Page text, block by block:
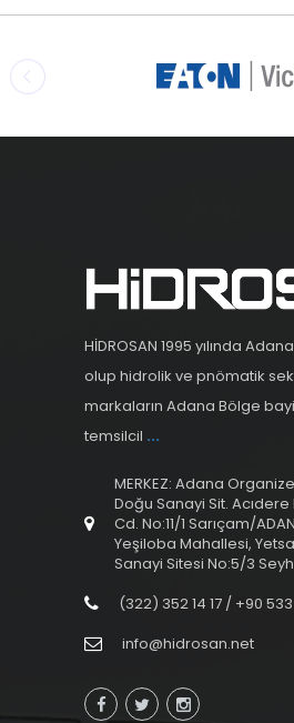
HİDROSAN 1995 yılında
olup hidrolik ve pnömatik
markaların Adana Bölge
temsilcil ...
MERKEZ: Adana
Doğu Sanayi Sit.
Cd. No:11/1 Sarıçam/
Yeşiloba Mahallesi,
Sanayi Sitesi No:5/3
(322) 352 14 17 / +90 533
info@hidrosan.net